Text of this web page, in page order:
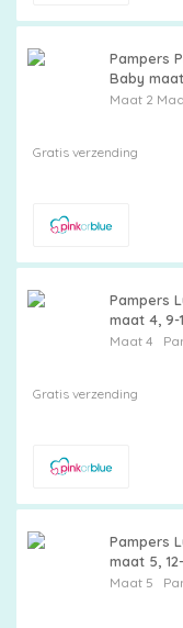
Pampers
Baby
luiers) en
Maat 2
Gratis verzending
Pampers
maat 4, 9-
Protection
Maat 4
Gratis verzending
Pampers
maat 5,
Protection
Maat 5